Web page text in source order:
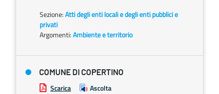
Sezione:Atti degli enti locali e degli enti pubblici e
privati
Argomenti:Ambiente e territorio
COMUNE DI COPERTINO
Scarica Ascolta